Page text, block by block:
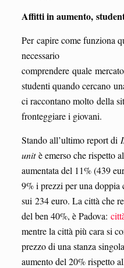
Affitti in aumento,
Per capire come funziona
necessario
comprendere quale
studenti quando cercano
ci raccontano molto della
fronteggiare i giovani.
Stando all’ultimo report di
unitè emerso che rispetto
aumentata del 11% (439
9% i prezzi per una
sui 234 euro. La città che
del ben 40%, è Padova:
mentre la città più cara si
prezzo di una stanza
aumento del 20% rispetto